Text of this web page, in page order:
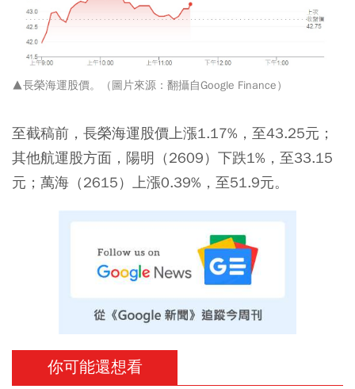
▲長榮海運股價。（圖片來源：翻攝自Google Finance）
至截稿前，長榮海運股價上漲1.17%，至43.25元；
其他航運股方面，陽明（2609）下跌1%，至33.15
元；萬海（2615）上漲0.39%，至51.9元。
你可能還想看